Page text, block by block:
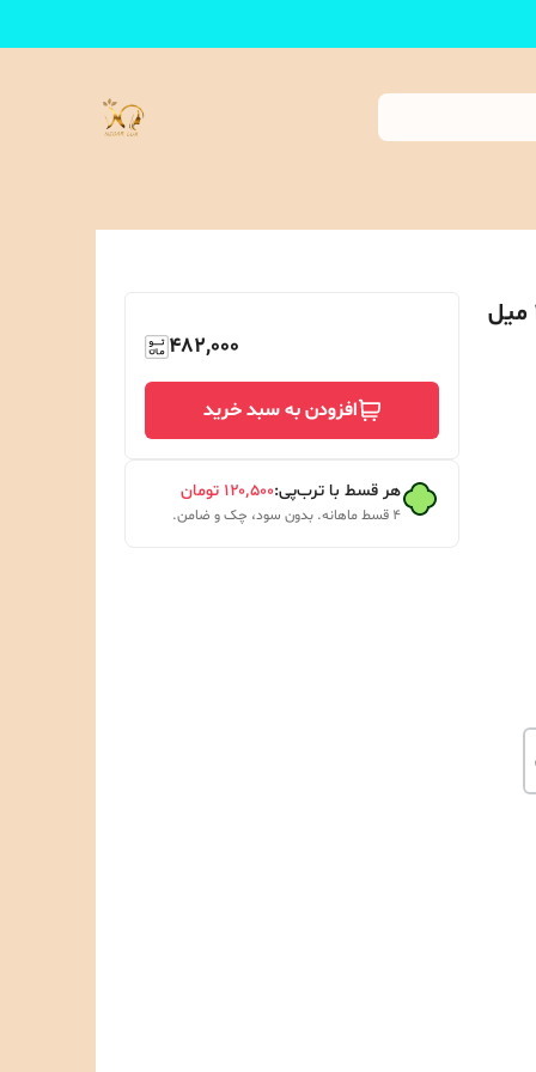
اسپری خوشبو کننده و ضد تعریق بدن 250 میل
482,000
افزودن به سبد خرید
هر قسط با ترب‌پی:۱۲۰٬۵۰۰ تومان
۴ قسط ماهانه. بدون سود، چک و ضامن.